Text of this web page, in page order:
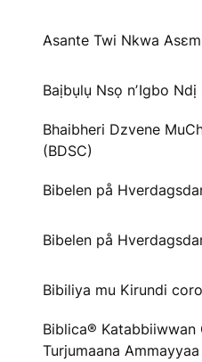
Asante Twi Nkwa
Baịbụlụ Nsọ nʼIgbo
Bhaibheri Dzvene
(BDSC)
Bibelen på
Bibelen på
Bibiliya mu Kirundi
Biblica® Katabbiiwwan
Turjumaana